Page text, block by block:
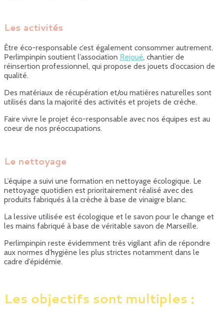
Les activités
Être éco-responsable c’est également consommer autrement.
Perlimpinpin soutient l’association Rejoué, chantier de
réinsertion professionnel, qui propose des jouets d’occasion de
qualité.
Des matériaux de récupération et/ou matières naturelles sont
utilisés dans la majorité des activités et projets de crèche.
Faire vivre le projet éco-responsable avec nos équipes est au
coeur de nos préoccupations.
Le nettoyage
L’équipe a suivi une formation en nettoyage écologique. Le
nettoyage quotidien est prioritairement réalisé avec des
produits fabriqués à la crèche à base de vinaigre blanc.
La lessive utilisée est écologique et le savon pour le change et
les mains fabriqué à base de véritable savon de Marseille.
Perlimpinpin reste évidemment très vigilant afin de répondre
aux normes d’hygiène les plus strictes notamment dans le
cadre d’épidémie.
Les objectifs sont multiples :